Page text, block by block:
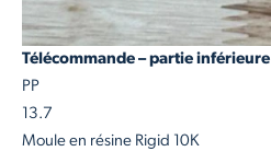
Télécommande – partie inférieure
PP
13.7
Moule en résine Rigid 10K